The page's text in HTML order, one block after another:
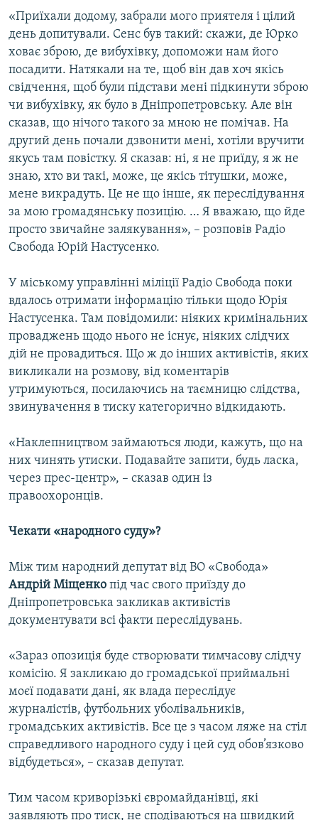
«Приїхали додому, забрали мого приятеля і цілий
день допитували. Сенс був такий: скажи, де Юрко
ховає зброю, де вибухівку, допоможи нам його
посадити. Натякали на те, щоб він дав хоч якісь
свідчення, щоб були підстави мені підкинути зброю
чи вибухівку, як було в Дніпропетровську. Але він
сказав, що нічого такого за мною не помічав. На
другий день почали дзвонити мені, хотіли вручити
якусь там повістку. Я сказав: ні, я не приїду, я ж не
знаю, хто ви такі, може, це якісь тітушки, може,
мене викрадуть. Це не що інше, як переслідування
за мою громадянську позицію. … Я вважаю, що йде
просто звичайне залякування», – розповів Радіо
Свобода Юрій Настусенко.
У міському управлінні міліції Радіо Свобода поки
вдалось отримати інформацію тільки щодо Юрія
Настусенка. Там повідомили: ніяких кримінальних
проваджень щодо нього не існує, ніяких слідчих
дій не провадиться. Що ж до інших активістів, яких
викликали на розмову, від коментарів
утримуються, посилаючись на таємницю слідства,
звинувачення в тиску категорично відкидають.
«Наклепництвом займаються люди, кажуть, що на
них чинять утиски. Подавайте запити, будь ласка,
через прес-центр», – сказав один із
правоохоронців.
Чекати «народного суду»?
Між тим народний депутат від ВО «Свобода»
Андрій Міщенко під час свого приїзду до
Дніпропетровська закликав активістів
документувати всі факти переслідувань.
«Зараз опозиція буде створювати тимчасову слідчу
комісію. Я закликаю до громадської приймальні
моєї подавати дані, як влада переслідує
журналістів, футбольних уболівальників,
громадських активістів. Все це з часом ляже на стіл
справедливого народного суду і цей суд обов’язково
відбудеться», – сказав депутат.
Тим часом криворізькі євромайданівці, які
заявляють про тиск, не сподіваються на швидкий